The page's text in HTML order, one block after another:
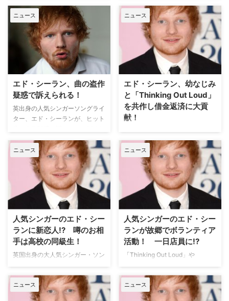
ンス賞に輝いた人気歌手エド・シ
ーランが、ある物の摂取をやめて
約22キロものダイエットに成功
したことを明かした。米E!Online
などが報じている。 昨年は1年に
わたる休暇を取っていたエドが、
iHeartRadioのポッドキャスト
バーが、今年のグラミーで最優秀
楽曲賞、最優秀ポップ・パフォー
マンス賞に輝いたエド・シーラン
へ自身の経験から学んだアドバイ
スを送ったようだ。米
Entertainment Tonightが伝えて
いる。 BBC Radio 1のインタビュ
ニュース
エド・シーラン、曲の盗作
疑惑で訴えられる！
英出身の人気シンガーソングライ
ター、エド・シーランが、ヒット
万ドル（約21億円）を請求されて
いることが明らかとなった。米
E!Onlineが報じている。 【関連コ
ラム】アメリカの映画・TVドラ
マ出演俳優たちには "印税" があ
るって、本当？ エドを訴えてい
るのは、作詞作曲家のマーティ
ン・ハ…
ニュース
エド・シーラン、幼なじみ
と「Thinking Out Loud」
を共作し借金返済に大貢
献！
ヒット曲「Sing」などで知られる
イギリス出身の人気シンガーソン
グライター、エド・シーラ
ン。"イイ奴"としても定評のある
彼が、幼なじみの借金返済のため
にひと肌脱ぎ、大ヒット曲
「Thinking Out Loud」を共作し
ていたことが明らかとなった。
ンド＆北アイルランド編＞イケメ
ン俳優を求め…
ニュース
人気シンガーのエド・シー
ランに新恋人!? 噂のお相
手は高校の同級生！
英国出身の大人気シンガー・ソン
マ『The Bastard
Executioner（原題）』で俳優デ
ビューを飾る予定のエド・シーラ
ニュース
人気シンガーのエド・シー
ランが故郷でボランティア
活動！ 一日店員に!?
「Thinking Out Loud」や
るイギリス出身の大人気シンガ
ー、エド・シーランが、地元のサ
フォークで、チャリティ活動を行
ニュース ニュース